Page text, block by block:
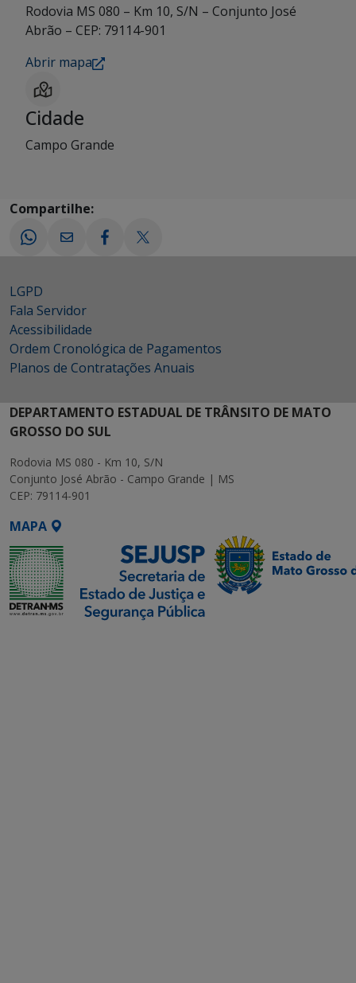
Rodovia MS 080 – Km 10, S/N – Conjunto José
Abrão – CEP: 79114-901
Abrir mapa
Cidade
Campo Grande
Compartilhe:
LGPD
Fala Servidor
Acessibilidade
Ordem Cronológica de Pagamentos
Planos de Contratações Anuais
DEPARTAMENTO ESTADUAL DE TRÂNSITO DE MATO
GROSSO DO SUL
Rodovia MS 080 - Km 10, S/N
Conjunto José Abrão - Campo Grande | MS
CEP: 79114-901
MAPA